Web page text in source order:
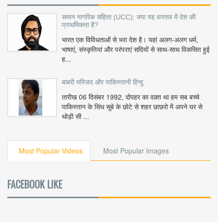
समान नागरिक संहिता (UCC): क्या यह वास्तव में देश की
प्राथमिकता है?
भारत एक विविधताओं से भरा देश है। यहां अलग-अलग धर्म,
भाषाएं, संस्कृतियां और परंपराएं सदियों से साथ-साथ विकसित हुई
ह...
बाबरी मस्जिद और पाकिस्तानी हिन्दू
तारीख 06 दिसंबर 1992, दोपहर का वक़्त था हम सब बच्चे
पाकिस्तान के सिंध सूबे के छोटे से शहर छाछरो में अपने घर से
थोड़ी सी ...
Most Popular Videos Most Popular Images
FACEBOOK LIKE